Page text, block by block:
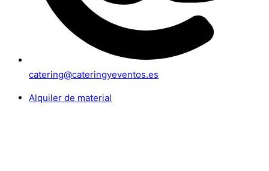
catering@cateringyeventos.es
Alquiler de material